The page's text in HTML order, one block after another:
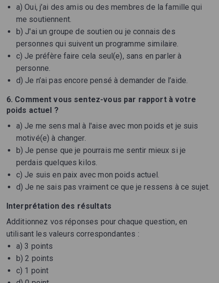
a) Oui, j’ai des amis ou des membres de la famille qui
me soutiennent.
b) J'ai un groupe de soutien ou je connais des
personnes qui suivent un programme similaire.
c) Je préfère faire cela seul(e), sans en parler à
personne.
d) Je n’ai pas encore pensé à demander de l’aide.
6. Comment vous sentez-vous par rapport à votre
poids actuel ?
a) Je me sens mal à l'aise avec mon poids et je suis
motivé(e) à changer.
b) Je pense que je pourrais me sentir mieux si je
perdais quelques kilos.
c) Je suis en paix avec mon poids actuel.
d) Je ne sais pas vraiment ce que je ressens à ce sujet.
Interprétation des résultats
Additionnez vos réponses pour chaque question, en
utilisant les valeurs correspondantes :
a) 3 points
b) 2 points
c) 1 point